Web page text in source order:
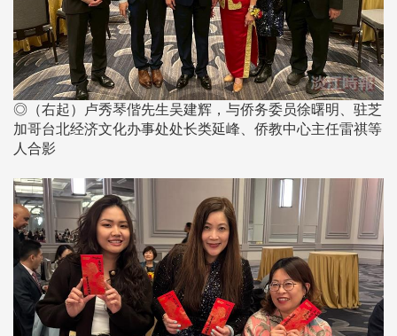
◎（右起）卢秀琴偕先生吴建辉，与侨务委员徐曙明、驻芝
加哥台北经济文化办事处处长类延峰、侨教中心主任雷祺等
人合影